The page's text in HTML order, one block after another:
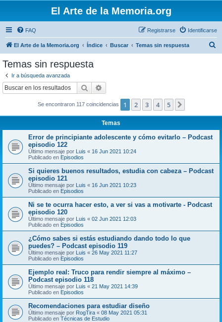
El Arte de la Memoria.org
FAQ Identificarse
Registrarse
El Arte de la Memoria.org Índice Buscar Temas sin respuesta
Temas sin respuesta
Ir a búsqueda avanzada
Buscar
Se encontraron 117 coincidencias 1 2 3 4 5
Temas
Error de principiante adolescente y cómo evitarlo – Podcast
episodio 122
Último mensaje por Luis « 16 Jun 2021 10:24
Publicado en Episodios
Si quieres buenos resultados, estudia con cabeza – Podcast
episodio 121
Último mensaje por Luis « 16 Jun 2021 10:23
Publicado en Episodios
Ni se te ocurra hacer esto, a ver si vas a motivarte - Podcast
episodio 120
Último mensaje por Luis « 02 Jun 2021 12:03
Publicado en Episodios
¿Cómo sabes si estás estudiando dando todo lo que
puedes? – Podcast episodio 119
Último mensaje por Luis « 26 May 2021 11:27
Publicado en Episodios
Ejemplo real: Truco para rendir siempre al máximo –
Podcast episodio 118
Último mensaje por Luis « 21 May 2021 14:39
Publicado en Episodios
Recomendaciones para estudiar diseño
Último mensaje por RogTira « 08 May 2021 05:31
Publicado en Técnicas de Estudio